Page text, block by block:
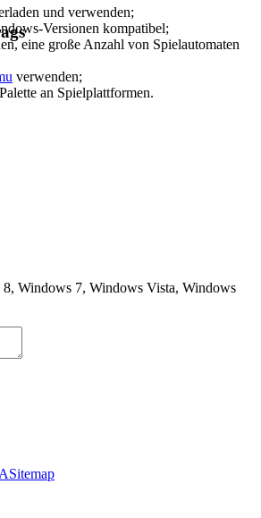
und verwenden;
Versionen kompatibel;
eine große Anzahl von Spielautomaten
verwenden;
an Spielplattformen.
Windows 7, Windows Vista, Windows
Sitemap